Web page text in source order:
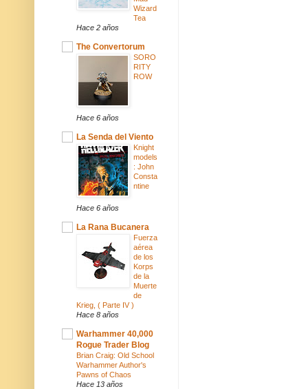
Wizard
Tea
Hace 2 años
The Convertorum
SORO
RITY
ROW
Hace 6 años
La Senda del Viento
Knight
models
: John
Consta
ntine
Hace 6 años
La Rana Bucanera
Fuerza
aérea
de los
Korps
de la
Muerte
de
Krieg, ( Parte IV )
Hace 8 años
Warhammer 40,000
Rogue Trader Blog
Brian Craig: Old School
Warhammer Author's
Pawns of Chaos
Hace 13 años